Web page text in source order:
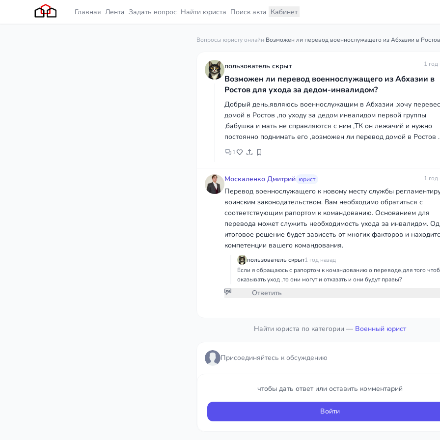
Главная Лента Задать вопрос Найти юриста Поиск акта Кабинет
Вопросы юристу онлайн·
пользователь скрыт 1 год
Возможен ли перевод военнослужащего из Абхазии в
Ростов для ухода за дедом-инвалидом?
Добрый день,являюсь военнослужащим в Абхазии ,хочу
домой в Ростов ,по уходу за дедом инвалидом первой группы
,бабушка и мать не справляются с ним ,ТК он лежачий и нужно
постоянно поднимать его ,возможен ли перевод домой в Ростов .
1
Москаленко Дмитрий юрист 1 год
Перевод военнослужащего к новому месту службы
воинским законодательством. Вам необходимо обратиться с
соответствующим рапортом к командованию. Основанием для
перевода может служить необходимость ухода за инвалидом.
итоговое решение будет зависеть от многих факторов и
компетенции вашего командования.
пользователь скрыт1 год назад
Если я обращаюсь с рапортом к командованию о переводе,для того
оказывать уход ,то они могут и отказать и они будут правы?
Ответить
Найти юриста по категории — Военный юрист
Присоединяйтесь к обсуждению
чтобы дать ответ или оставить комментарий
Войти